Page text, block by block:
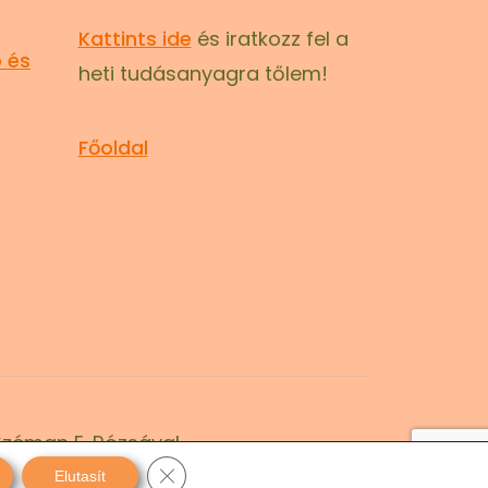
és
Kattints ide és iratkozz fel a
heti tudásanyagra tőlem!
Főoldal
E. Rózsával
Elutasít Close GDPR Cookie Banner